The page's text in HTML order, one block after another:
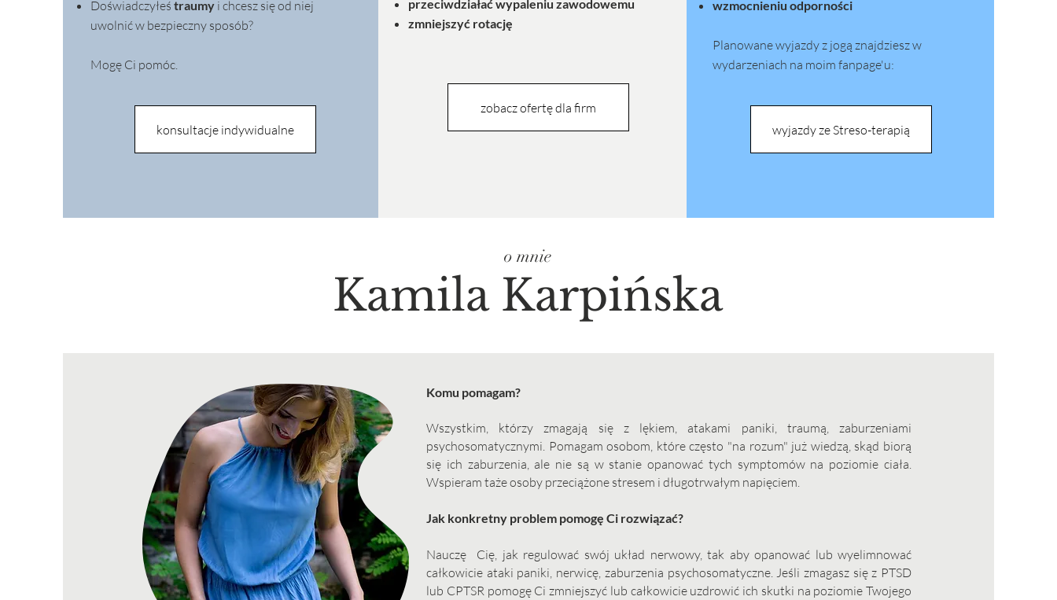
Doświadczyłeś traumyi chcesz się od niej
uwolnić w bezpieczny sposób?
Mogę Ci pomóc.
konsultacje indywidualne
przeciwdziałać wypaleniu zawodowemu
zmniejszyć rotację
zobacz ofertę dla firm
wzmocnieniu odporności
Planowane wyjazdy z jogą znajdziesz w
wydarzeniach na moim fanpage'u:
wyjazdy ze Streso-terapią
o mnie
Kamila Karpińska
Komu pomagam?
Wszystkim, którzy zmagają się z lękiem, atakami paniki, traumą, zaburzeniami
psychosomatycznymi. Pomagam osobom, które często "na rozum" już wiedzą, skąd biorą
się ich zaburzenia, ale nie są w stanie opanować tych symptomów na poziomie ciała.
Wspieram taże osoby przeciążone stresem i długotrwałym napięciem.
Jak konkretny problem pomogę Ci rozwiązać?
Nauczę Cię, jak regulować swój układ nerwowy, tak aby opanować lub wyelimnować
całkowicie ataki paniki, nerwicę, zaburzenia psychosomatyczne. Jeśli zmagasz się z PTSD
lub CPTSR pomogę Ci zmniejszyć lub całkowicie uzdrowić ich skutki na poziomie Twojego